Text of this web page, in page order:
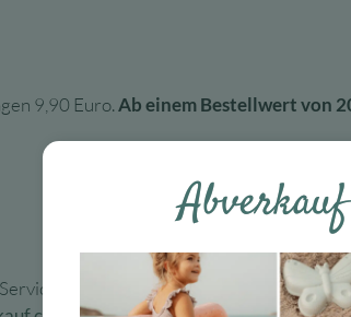
9,90 Euro.Ab einem Bestellwert von
von unserem Partner
Abverkauf